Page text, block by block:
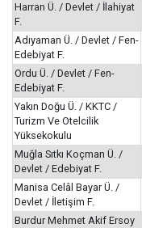
Harran Ü. / Devlet / İlahiyat
F.
Adıyaman Ü. / Devlet / Fen-
Edebiyat F.
Ordu Ü. / Devlet / Fen-
Edebiyat F.
Yakın Doğu Ü. / KKTC /
Turizm Ve Otelcilik
Yüksekokulu
Muğla Sıtkı Koçman Ü. /
Devlet / Edebiyat F.
Manisa Celâl Bayar Ü. /
Devlet / İletişim F.
Burdur Mehmet Akif Ersoy